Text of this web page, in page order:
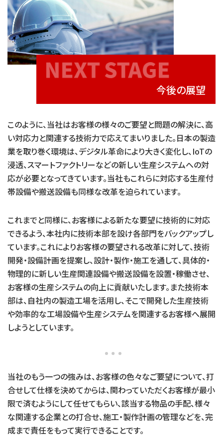
今後の展望
このように、当社はお客様の様々のご要望と問題の解決に、高
い対応力と関連する技術力で応えてまいりました。日本の製造
業を取り巻く環境は、デジタル革命により大きく変化し、IoTの
浸透、スマートファクトリーなどの新しい生産システムへの対
応が必要となってきています。当社もこれらに対応する生産付
帯設備や搬送設備も同様な改革を迫られています。
これまでと同様に、お客様による新たな要望に技術的に対応
できるよう、本社内に技術本部を設け各部門をバックアップし
ています。これによりお客様の要望される改革に対して、技術
開発・設備計画を提案し、設計・製作・施工を通して、具体的・
物理的に新しい生産関連設備や搬送設備を設置・稼働させ、
お客様の生産システムの向上に貢献いたします。また技術本
部は、自社内の製造工場を活用し、そこで開発した生産技術
や効率的な工場設備や生産システムを関連するお客様へ展開
しようとしています。
当社のもう一つの強みは、お客様の色々なご要望について、打
合せして仕様を決めてからは、関わっていただくお客様が最小
限で済むようにして任せてもらい、該当する物品の手配、様々
な関連する企業との打合せ、施工・製作計画の管理などを、完
成まで責任をもって実行できることです。